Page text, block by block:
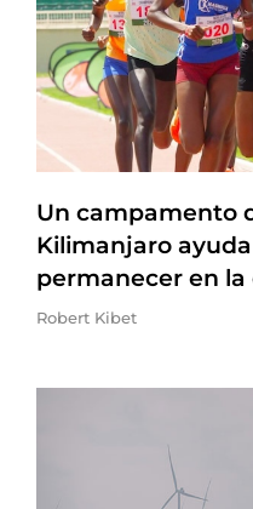
Un campamento
Kilimanjaro
permanecer en la
Robert Kibet